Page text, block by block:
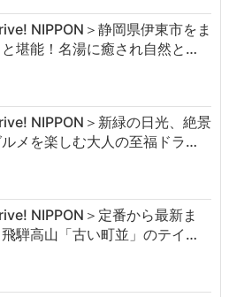
NIPPON＞静岡県伊東市をま
と堪能！名湯に癒され自然と…
NIPPON＞新緑の日光、絶景
ルメを楽しむ大人の至福ドラ…
NIPPON＞定番から最新ま
騨高山「古い町並」のテイ…